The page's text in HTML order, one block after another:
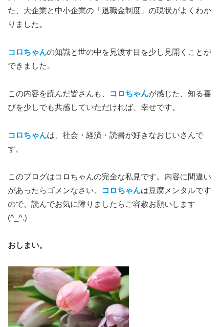
た、大企業と中小企業の「退職金制度」の現状がよくわか
りました。
コロちゃんの知識と世の中を見渡す目を少し見開くことが
できました。
この内容を読んだ皆さんも、 コロちゃんが感じた、知る喜
びを少しでも共感していただければ、幸せです。
コロちゃんは、社会・経済・読書が好きなおじいさんで
す。
このブログはコロちゃんの完全な私見です。内容に間違い
があったらゴメンなさい。
コロちゃんは豆腐メンタルです
ので、読んでお気に障りましたらご容赦お願いします
(^_^.)
おしまい。